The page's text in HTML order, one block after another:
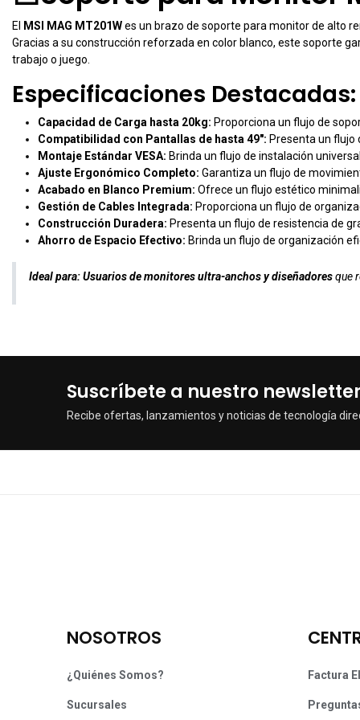
El MSI MAG MT201Wes un brazo de soporte para monitor de alto
Gracias a su construcción reforzada en color blanco, este soporte
trabajo o juego.
Especificaciones Destacadas:
Capacidad de Carga hasta 20kg: Proporciona un flujo de
Compatibilidad con Pantallas de hasta 49": Presenta un flujo
Montaje Estándar VESA: Brinda un flujo de instalación
Ajuste Ergonómico Completo: Garantiza un flujo de
Acabado en Blanco Premium: Ofrece un flujo estético
Gestión de Cables Integrada: Proporciona un flujo de
Construcción Duradera: Presenta un flujo de resistencia de
Ahorro de Espacio Efectivo: Brinda un flujo de organización
Ideal para:Usuarios de monitores ultra-anchos y diseñadoresque
Suscríbete a nuestro newsletter
Recibe ofertas, lanzamientos y noticias de tecnología
NOSOTROS
¿Quiénes Somos?
Sucursales
Factura